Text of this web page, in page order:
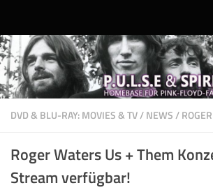
DVD & BLU-RAY: MOVIES & TV/NEWS/
Roger Waters Us + Them
Stream verfügbar!